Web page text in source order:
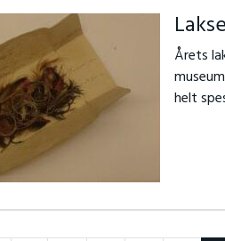
Årets
helt